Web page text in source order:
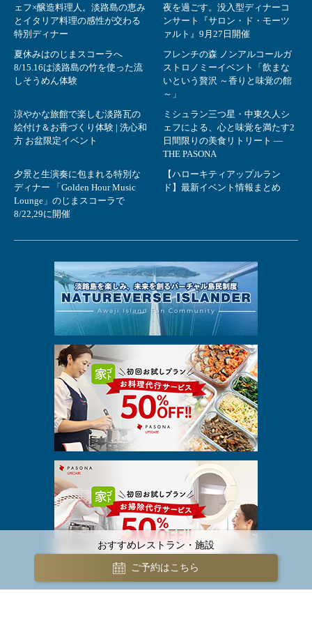
ェフ×醸造料理人。淡路島の恵み
とイタリア料理の感性が交わる
特別ディナー
夜を過ごす。没入型ディナーコ
ンサート『サロン・ド・モーツ
ァルト』9月27日開催
夏休みはのじまスコーラへ
8/15.16は淡路島の竹を使った流
しそうめん体験
フレンチの森 ノンアルコールガ
ストロノミーイベント「飲まな
いという贅沢 ～香りと味覚の館
～」
涼やかな旅館で楽しむ淡路瓦の
絵付け＆お香づくり体験 | 洗心和
方 お盆限定イベント
ミシュラン三つ星・中東久人シ
ェフによる、心と味覚を満たす2
日間限りの美食リトリート ―
THE PASONA
夕景と生演奏に包まれる特別な
ディナー 「Golden Hour Music
Lounge」のじまスコーラで
8/22,29に開催
【ハローキティアップルラン
ド】最新イベント情報まとめ
おすすめレストラン・施設
ご予約はこちら